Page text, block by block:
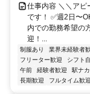
仕事内容 ＼＼アピ
です！ ✅週2日〜
内での勤務希望の
迎！...
制服あり 業界未経験者
フリーター歓迎
シフト
午前
経験者歓迎 駅ナカ
長期歓迎
フルタイム歓迎